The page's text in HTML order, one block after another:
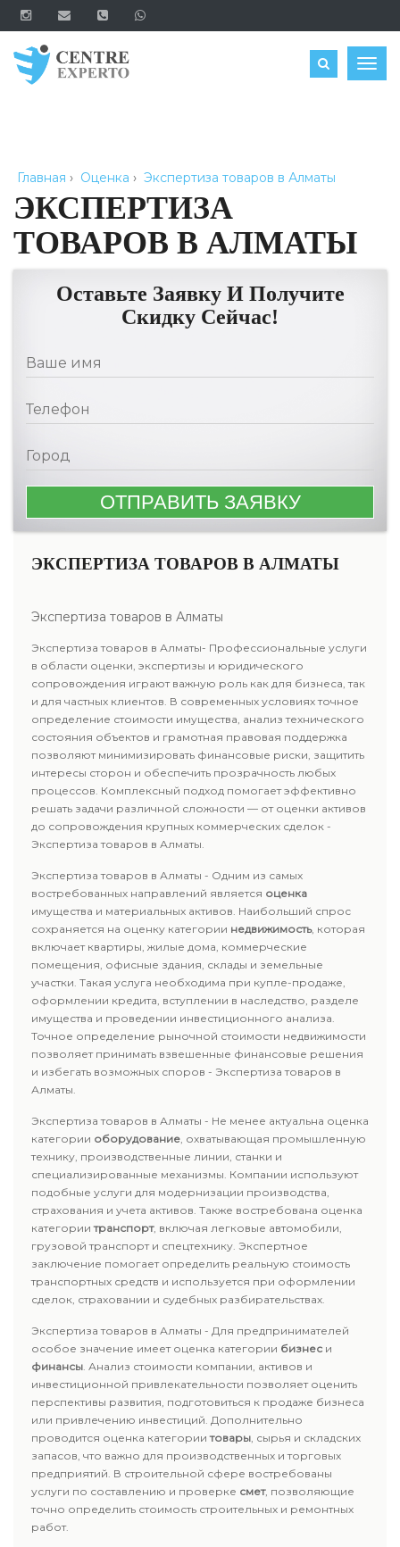
ЗАКАЗАТЬ
Главная › Оценка › Экспертиза товаров в Алматы
ЭКСПЕРТИЗА
ТОВАРОВ В АЛМАТЫ
Оставьте Заявку И Получите
Скидку Сейчас!
ЭКСПЕРТИЗА ТОВАРОВ В АЛМАТЫ
Экспертиза товаров в Алматы
Экспертиза товаров в Алматы- Профессиональные услуги
в области оценки, экспертизы и юридического
сопровождения играют важную роль как для бизнеса, так
и для частных клиентов. В современных условиях точное
определение стоимости имущества, анализ технического
состояния объектов и грамотная правовая поддержка
позволяют минимизировать финансовые риски, защитить
интересы сторон и обеспечить прозрачность любых
процессов. Комплексный подход помогает эффективно
решать задачи различной сложности — от оценки активов
до сопровождения крупных коммерческих сделок -
Экспертиза товаров в Алматы.
Экспертиза товаров в Алматы - Одним из самых
востребованных направлений является оценка
имущества и материальных активов. Наибольший спрос
сохраняется на оценку категории недвижимость, которая
включает квартиры, жилые дома, коммерческие
помещения, офисные здания, склады и земельные
участки. Такая услуга необходима при купле-продаже,
оформлении кредита, вступлении в наследство, разделе
имущества и проведении инвестиционного анализа.
Точное определение рыночной стоимости недвижимости
позволяет принимать взвешенные финансовые решения
и избегать возможных споров - Экспертиза товаров в
Алматы.
Экспертиза товаров в Алматы - Не менее актуальна оценка
категории оборудование, охватывающая промышленную
технику, производственные линии, станки и
специализированные механизмы. Компании используют
подобные услуги для модернизации производства,
страхования и учета активов. Также востребована оценка
категориитранспорт, включая легковые автомобили,
грузовой транспорт и спецтехнику. Экспертное
заключение помогает определить реальную стоимость
транспортных средств и используется при оформлении
сделок, страховании и судебных разбирательствах.
Экспертиза товаров в Алматы - Для предпринимателей
особое значение имеет оценка категории бизнес и
финансы. Анализ стоимости компании, активов и
инвестиционной привлекательности позволяет оценить
перспективы развития, подготовиться к продаже бизнеса
или привлечению инвестиций. Дополнительно
проводится оценка категориитовары, сырья и складских
запасов, что важно для производственных и торговых
предприятий. В строительной сфере востребованы
услуги по составлению и проверке смет, позволяющие
точно определить стоимость строительных и ремонтных
работ.